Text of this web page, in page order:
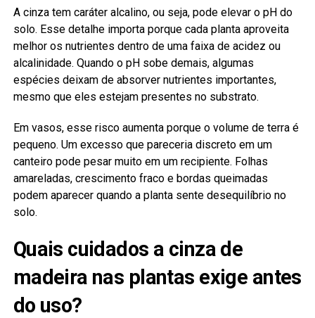
A cinza tem caráter alcalino, ou seja, pode elevar o pH do
solo. Esse detalhe importa porque cada planta aproveita
melhor os nutrientes dentro de uma faixa de acidez ou
alcalinidade. Quando o pH sobe demais, algumas
espécies deixam de absorver nutrientes importantes,
mesmo que eles estejam presentes no substrato.
Em vasos, esse risco aumenta porque o volume de terra é
pequeno. Um excesso que pareceria discreto em um
canteiro pode pesar muito em um recipiente. Folhas
amareladas, crescimento fraco e bordas queimadas
podem aparecer quando a planta sente desequilíbrio no
solo.
Quais cuidados a cinza de
madeira nas plantas exige antes
do uso?